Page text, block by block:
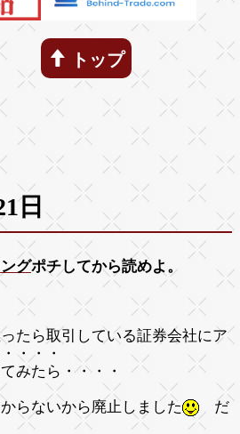
トップ
日
グポチしてから読めよ。
たら取引している証券会社にア
・・・
みたら・・・・
らないから廃止しました
だ